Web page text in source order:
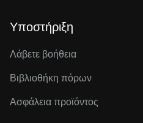
Υποστήριξη
Λάβετε βοήθεια
Βιβλιοθήκη πόρων
Ασφάλεια προϊόντος